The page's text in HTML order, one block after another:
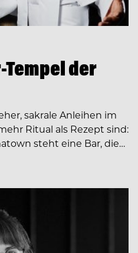
Tempel der
sakrale Anleihen im
Ritual als Rezept sind:
steht eine Bar, die…